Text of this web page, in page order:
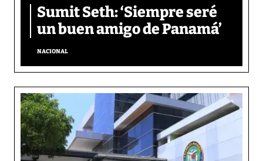
Sumit Seth: ‘Siempre seré
un buen amigo de Panamá’
NACIONAL